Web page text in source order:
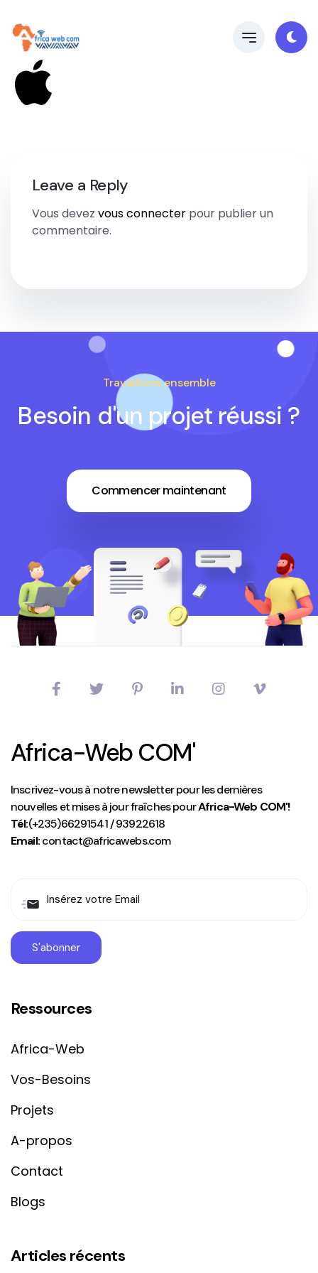
Leave a Reply
Vous devez vous connecter pour publier un
commentaire.
Travaillons ensemble
Besoin d'un projet réussi ?
Commencer maintenant
Africa-Web COM'
Inscrivez-vous à notre newsletter pour les dernières
nouvelles et mises à jour fraîches pourAfrica-Web COM'!
Tél:(+235)66291541 / 93922618
Email:contact@africawebs.com
Ressources
Africa-Web
Vos-Besoins
Projets
A-propos
Contact
Blogs
Articles récents